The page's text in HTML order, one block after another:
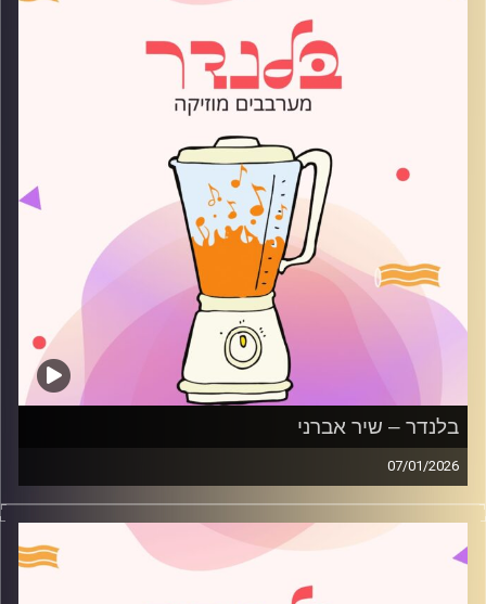
בלנדר – שיר אברני
07/01/2026
מוזיקה רגועה לפתוח איתה את הבוקר בהגשת שיר אברני
קרדיט תמונות:
AudioVersity